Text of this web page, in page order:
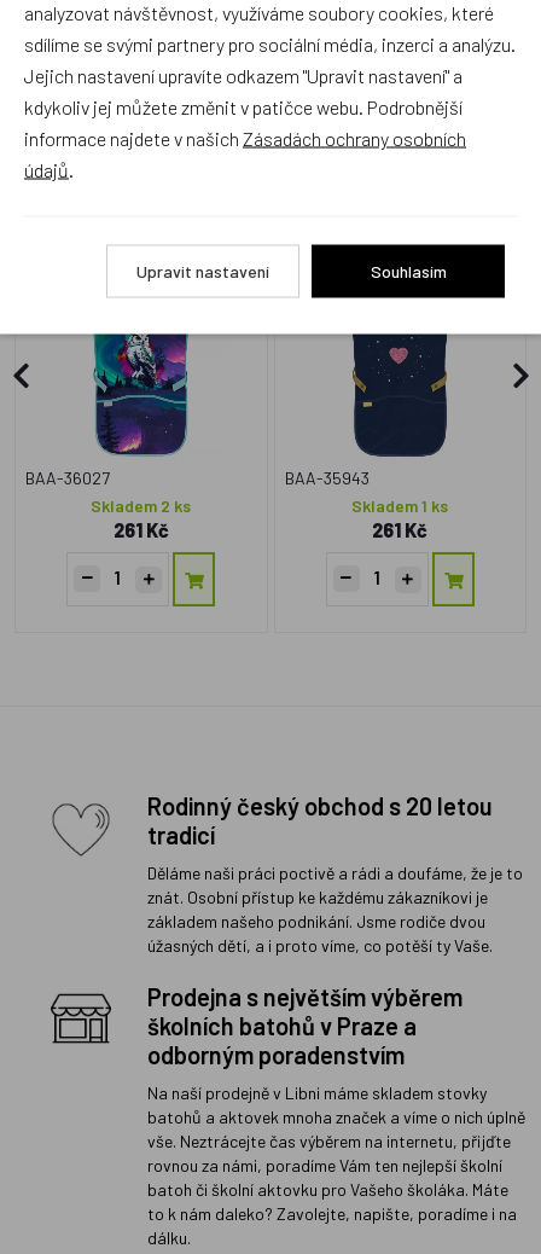
Alternativní zboží
BAA-36027
Skladem 2 ks
261 Kč
BAA-35943
Skladem 1 ks
261 Kč
Rodinný český obchod s 20 letou
tradicí
Děláme naši práci poctivě a rádi a doufáme, že je to
znát. Osobní přístup ke každému zákazníkovi je
základem našeho podnikání. Jsme rodiče dvou
úžasných dětí, a i proto víme, co potěší ty Vaše.
Prodejna s největším výběrem
školních batohů v Praze a
odborným poradenstvím
Na naší prodejně v Libni máme skladem stovky
batohů a aktovek mnoha značek a víme o nich úplně
vše. Neztrácejte čas výběrem na internetu, přijďte
rovnou za námi, poradíme Vám ten nejlepší školní
batoh či školní aktovku pro Vašeho školáka. Máte
to k nám daleko? Zavolejte, napište, poradíme i na
dálku.
analyzovat návštěvnost, využíváme soubory cookies, které
sdílíme se svými partnery pro sociální média, inzerci a analýzu.
Jejich nastavení upravíte odkazem "Upravit nastavení" a
kdykoliv jej můžete změnit v patičce webu. Podrobnější
informace najdete v našich Zásadách ochrany osobních
údajů
Upravit nastavení Souhlasím